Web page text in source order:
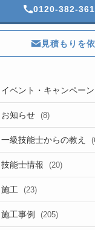
0120-382-361
見積もりを
イベント・キャンペーン
お知らせ (8)
一級技能士からの教え
技能士情報 (20)
施工 (23)
施工事例 (205)